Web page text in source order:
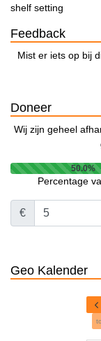
shelf setting
Feedback
Mist er iets op bij
Doneer
Wij zijn geheel
50.0%
Percentage
€
Geo Kalender